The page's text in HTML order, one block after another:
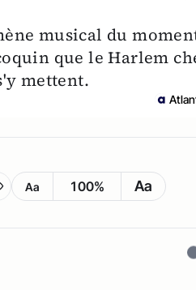
musical du
que le Harlem
mettent.
Aa 100% Aa